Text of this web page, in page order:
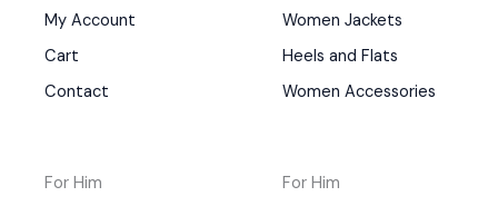
My Account
Cart
Contact
Women Jackets
Heels and Flats
Women Accessories
For Him For Him